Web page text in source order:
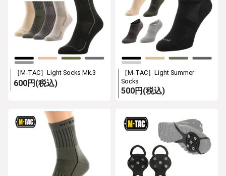
［M-TAC］Light Socks Mk.3
600円(税込)
［M-TAC］Light Summer
Socks
500円(税込)